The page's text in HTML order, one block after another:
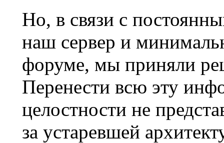
Но, в связи с
наш сервер и
форуме, мы приняли
Перенести всю эту
целостности не
за устаревшей